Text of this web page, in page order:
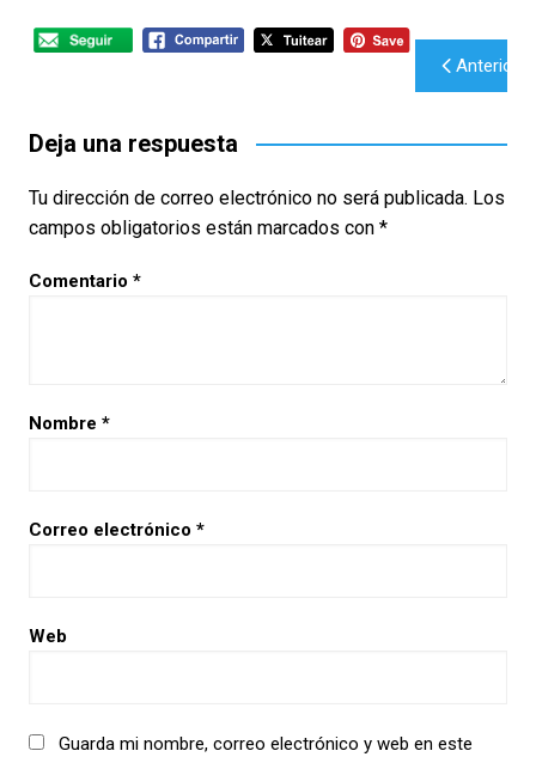
Navegación
entradas
Anterior
Deja una respuesta
Tu dirección de correo electrónico no será publicada. Los
campos obligatorios están marcados con *
Comentario *
Nombre *
Correo electrónico *
Web
Guarda mi nombre, correo electrónico y web en este